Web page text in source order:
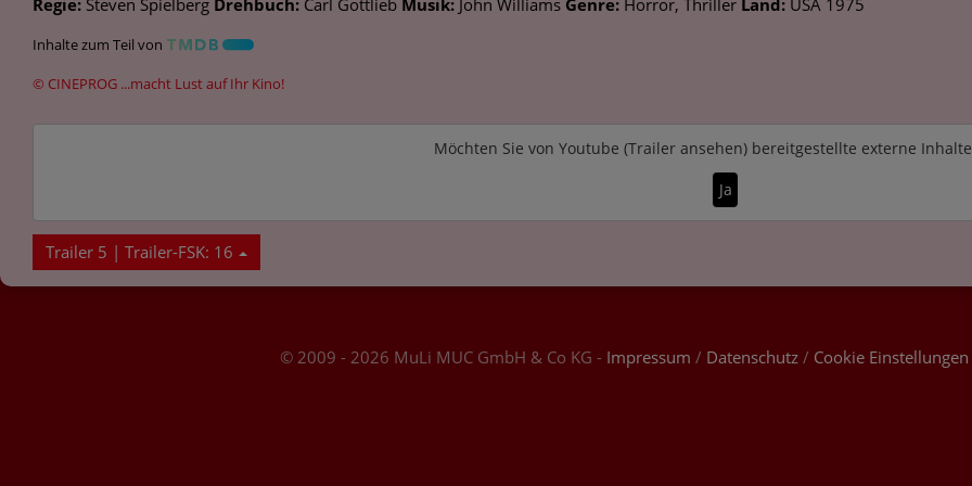
Regie: Steven Spielberg Drehbuch: Carl Gottlieb Musik: John Williams Genre: Horror, Thriller Land: USA 1975
Inhalte zum Teil von
© CINEPROG ...macht Lust auf Ihr Kino!
Möchten Sie von Youtube (Trailer ansehen) bereitgestellte externe
Ja
Trailer 5 | Trailer-FSK: 16
© 2009 - 2026 MuLi MUC GmbH & Co KG - Impressum / Datenschutz / Cookie Einstellungen